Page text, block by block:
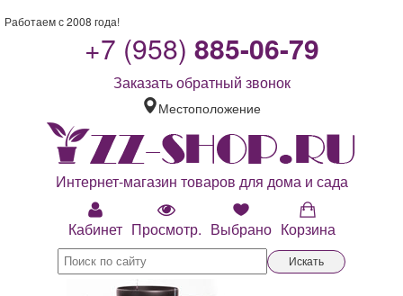
Работаем с 2008 года!
+7 (958) 885-06-79
Заказать обратный звонок
Местоположение
Интернет-магазин товаров для дома и сада
Кабинет Просмотр. Выбрано Корзина
Искать